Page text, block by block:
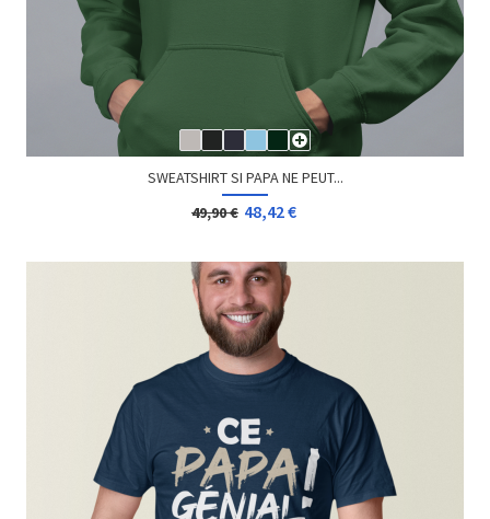
SWEATSHIRT SI PAPA NE PEUT...
49,90 € 48,42 €